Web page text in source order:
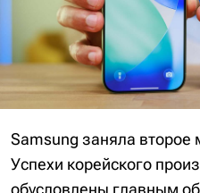
Samsung заняла второе
Успехи корейского
обусловлены главным